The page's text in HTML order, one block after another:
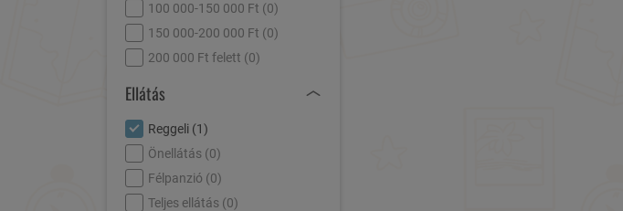
100 000-150 000 Ft (0)
150 000-200 000 Ft (0)
200 000 Ft felett (0)
Ellátás
Reggeli (1)
Önellátás (0)
Félpanzió (0)
Teljes ellátás (0)